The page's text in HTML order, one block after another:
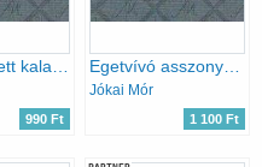
990 Ft
Egetvívó asszonyszív
Jókai Mór
1 100 Ft